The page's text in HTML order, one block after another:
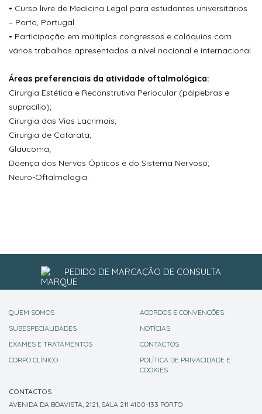
• Curso livre de Medicina Legal para estudantes universitários
– Porto, Portugal
• Participação em múltiplos congressos e colóquios com
vários trabalhos apresentados a nível nacional e internacional.
Áreas preferenciais da atividade oftalmológica:
Cirurgia Estética e Reconstrutiva Periocular (pálpebras e
supracílio);
Cirurgia das Vias Lacrimais;
Cirurgia de Catarata;
Glaucoma;
Doença dos Nervos Ópticos e do Sistema Nervoso;
Neuro-Oftalmologia.
PEDIDO DE MARCAÇÃO DE CONSULTA
QUEM SOMOS
SUBESPECIALIDADES
EXAMES E TRATAMENTOS
CORPO CLÍNICO
ACORDOS E CONVENÇÕES
NOTÍCIAS
CONTACTOS
POLÍTICA DE PRIVACIDADE E
COOKIES
CONTACTOS
AVENIDA DA BOAVISTA, 2121, SALA 211 4100-133 PORTO